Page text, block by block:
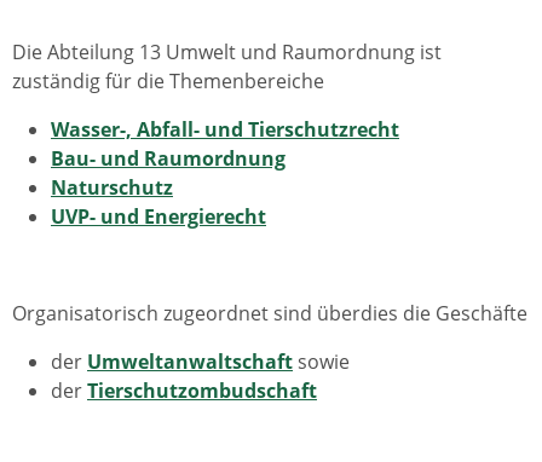
Die Abteilung 13 Umwelt und Raumordnung ist
zuständig für die Themenbereiche
Wasser-, Abfall- und Tierschutzrecht
Bau- und Raumordnung
Naturschutz
UVP- und Energierecht
Organisatorisch zugeordnet sind überdies die Geschäfte
der Umweltanwaltschaftsowie
derTierschutzombudschaft